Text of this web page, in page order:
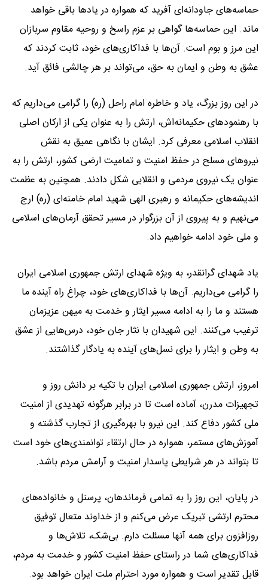
حماسه‌های جاودانه‌ای آفرید که همواره در یادها باقی خواهد
ماند. این حماسه‌ها گواهی بر عزم راسخ و روحیه مقاوم سربازان
این مرز و بوم است. آن‌ها با فداکاری‌های خود، ثابت کردند که
عشق به وطن و ایمان به حق، می‌تواند بر هر چالشی فائق آید.
در این روز بزرگ، یاد و خاطره امام راحل (ره) را گرامی می‌داریم که
با رهنمودهای حکیمانه‌اش، ارتش را به عنوان یکی از ارکان اصلی
انقلاب اسلامی معرفی کرد. ایشان با نگاهی عمیق به نقش
نیروهای مسلح در حفظ امنیت و تمامیت ارضی کشور، ارتش را به
عنوان یک نیروی مردمی و انقلابی شکل دادند. همچنین به عظمت
اندیشه‌های حکیمانه و رهبری الهی شهید امام خامنه‌ای (ره) ارج
می‌نهیم و به پیروی از آن بزرگوار در مسیر تحقق آرمان‌های اسلامی
و ملی خود ادامه خواهیم داد.
یاد شهدای گرانقدر، به ویژه شهدای ارتش جمهوری اسلامی ایران
را گرامی می‌داریم. آن‌ها با فداکاری‌های خود، چراغ راه آینده ما
هستند و ما را به ادامه مسیر ایثار و خدمت به میهن عزیزمان
ترغیب می‌کنند. این شهیدان با نثار جان خود، درس‌هایی از عشق
به وطن و ایثار را برای نسل‌های آینده به یادگار گذاشتند.
امروز، ارتش جمهوری اسلامی ایران با تکیه بر دانش روز و
تجهیزات مدرن، آماده است تا در برابر هرگونه تهدیدی از امنیت
ملی کشور دفاع کند. این نیرو با بهره‌گیری از تجارب گذشته و
آموزش‌های مستمر، همواره در حال ارتقاء توانمندی‌های خود است
تا بتواند در هر شرایطی پاسدار امنیت و آرامش مردم باشد.
در پایان، این روز را به تمامی فرماندهان، پرسنل و خانواده‌های
محترم ارتشی تبریک عرض می‌کنم و از خداوند متعال توفیق
روزافزون برای همه آنها مسئلت دارم. بی‌شک، تلاش‌ها و
فداکاری‌های شما در راستای حفظ امنیت کشور و خدمت به مردم،
قابل تقدیر است و همواره مورد احترام ملت ایران خواهد بود.